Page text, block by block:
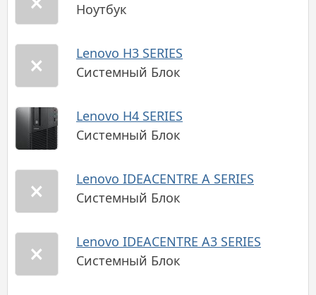
Ноутбук
Lenovo H3 SERIES
Системный Блок
Lenovo H4 SERIES
Системный Блок
Lenovo IDEACENTRE A SERIES
Системный Блок
Lenovo IDEACENTRE A3 SERIES
Системный Блок